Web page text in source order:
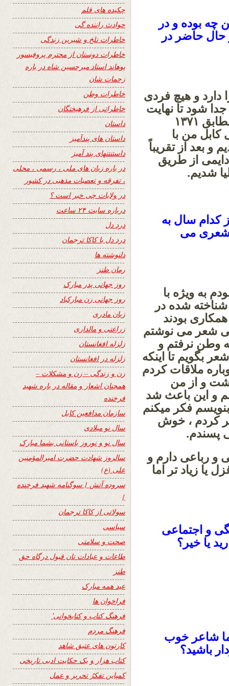
بوده و در
حال حاضر در
دارد و هیچ فردی
شود تا نهایت
مجبور نشود. در نیمه سال ۱۹۹۲ میلادی مطابق ۱۳۷۱
کابل من با
و بعد از تقریباً
۱۹۹۵م با ویزه دایمی از طریق
شدیم.
کدام سال به
شعری می
به ویژه با
شده در
بودند
شعر می نوشتم
وطن نرفتم و
بگویم تا اینکه
ملاقات کردم
و از من
و این باعث شد
فکر میکنم
شعر کردم ، خوش
پسندم.
و رباعی دارم و
زیاد تر اما
و اجتماعی
یا خیر؟
شاعر خوب
باشید؟
چکیده های قلم
حوادث راننده گی
خاطرات تلخ و شیرین زندگی
خاطرات دوستان از محترم پروفیسور
پوهاند استاد میرحسین شاه در باره
زحمات شان
خاطرات وطن
خاطراتی از فرهیختگان
داستان
داستان های پندآمیز
داستنتنهای پند آمیز
در باره زبان های ملی ، رسمی ، محلی
، تفرقه و تعصبات مذهبی در کشور
در ولایات چی خبر است ؟
درباره سایت ۲۴ ساعت
درد دل
درد دل با کاکا ترجمان
دلنوشته ها
رمان طنز
روز جهانی پدر مبارک
روز جهانی زن مبارکباد
زبان مادری
زراعتی و مالداری
زلزله افغانستان
زلزله در افغانستان
زن و زندگی – زن و مشکلات –
همچنان اشعار و مقاله در باره شهید
فرخنده
سازمان مدافعین کابل
سال نو میلادی
سال نو و نوروز باستانی بشما مبارک
سالروز شهادت حضرت امیرالمؤمنین
علی (ع)
سروده آتش { سوگنامه شهید فرخنده
}
سولاتی از کاکا ترجمان
سیاسی
صحت و سلامتی
طاعات و عبادات تان قبول درگاه حق
طنز
عید همه مبارک
فراخوان ها
فرهنگ کتاب و کتابخوانی٬
فرهنگ مردم
کارتون های عتیق شاهد
کتاب هزار و یک حکایت ادبی تاریخی
کمپاین تفکرُ تحریر و عمل